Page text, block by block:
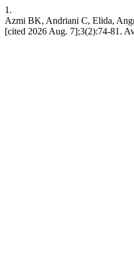
1.
Azmi BK, Andriani C, Elida,
[cited 2026 Aug. 7];3(2):74-81.